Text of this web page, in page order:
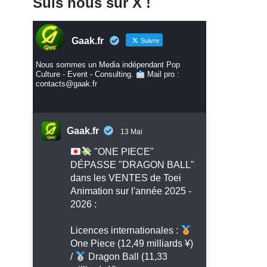
Gaak.fr Suivre
Nous sommes un Media indépendant Pop
Culture - Event - Consulting.
Mail pro :
contacts@gaak.fr
Gaak.fr 13 Mai
"ONE PIECE"
DÉPASSE "DRAGON BALL"
dans les VENTES de Toei
Animation sur l'année 2025 -
2026 :
Licences internationales :
One Piece (12,49 milliards ¥)
/
Dragon Ball (11,33